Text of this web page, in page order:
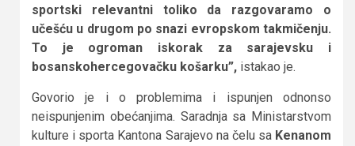
sportski relevantni toliko da razgovaramo o
učešću u drugom po snazi evropskom takmičenju.
To je ogroman iskorak za sarajevsku i
bosanskohercegovačku košarku”, istakao je.
Govorio je i o problemima i ispunjen odnonso
neispunjenim obećanjima. Saradnja sa Ministarstvom
kulture i sporta Kantona Sarajevo na čelu saKenanom